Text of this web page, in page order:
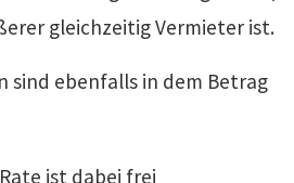
gleichzeitig Vermieter ist.
sind ebenfalls in dem Betrag
ist dabei frei